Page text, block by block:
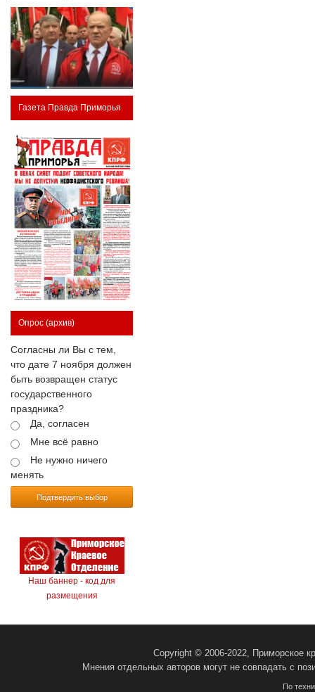
Газета Правда Приморья
Опрос (архив)
Согласны ли Вы с тем,
что дате 7 ноября должен
быть возвращен статус
государственного
праздника?
Да, согласен
Мне всё равно
Не нужно ничего
менять
Подтвердить выбор
Наш баннер - код для
размещения
Copyright © 2006-2022, Приморское
Мнения отдельных авторов могут не совпадать с
По